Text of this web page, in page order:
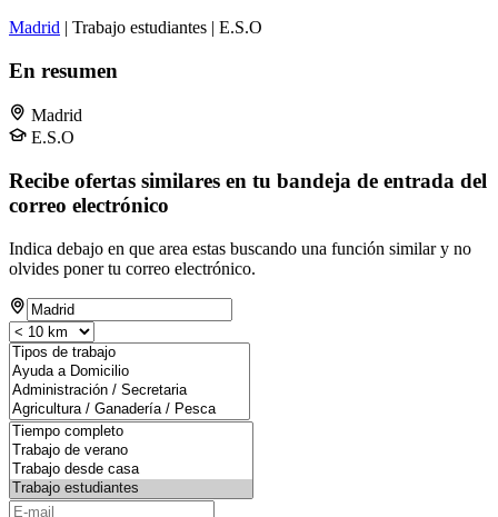
Madrid | Trabajo estudiantes | E.S.O
En resumen
Madrid
E.S.O
Recibe ofertas similares en tu bandeja de entrada del
correo electrónico
Indica debajo en que area estas buscando una función similar y no
olvides poner tu correo electrónico.